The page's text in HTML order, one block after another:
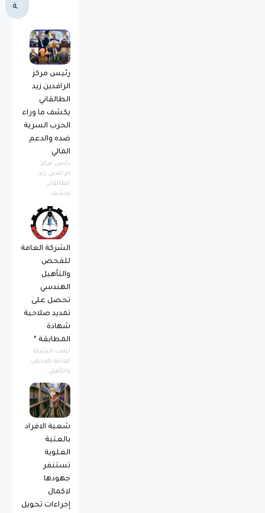
ة
رئيس مركز
الرافدين زيد
الطالقاني
يكشف ما وراء
الحرب السرية
ضده والدعم
المالي
رئيس مركز
الرافدين زيد
الطالقاني
يكشف...
الشركة العامة
للفحص
والتأهيل
الهندسي
تحصل على
تمديد صلاحية
شهادة
المطابقة *
أعلنت الشركة
العامة للفحص
والتأهيل...
شعبة الافراد
بالعتبة
العلوية
تستنفر
جهودها
لاكمال
إجراءات تحويل